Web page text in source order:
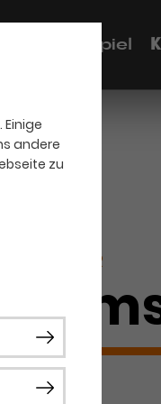
andere
zu
Schauspiel